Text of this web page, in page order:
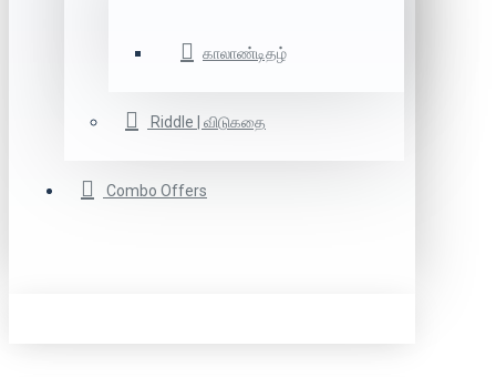
காலாண்டிதழ்
Riddle | விடுகதை
Combo Offers